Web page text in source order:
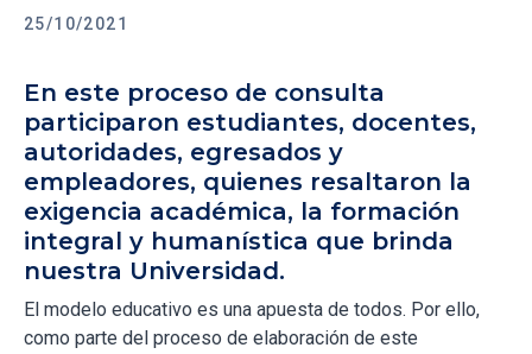
25/10/2021
En este proceso de consulta
participaron estudiantes, docentes,
autoridades, egresados y
empleadores, quienes resaltaron la
exigencia académica, la formación
integral y humanística que brinda
nuestra Universidad.
El modelo educativo es una apuesta de todos. Por ello,
como parte del proceso de elaboración de este